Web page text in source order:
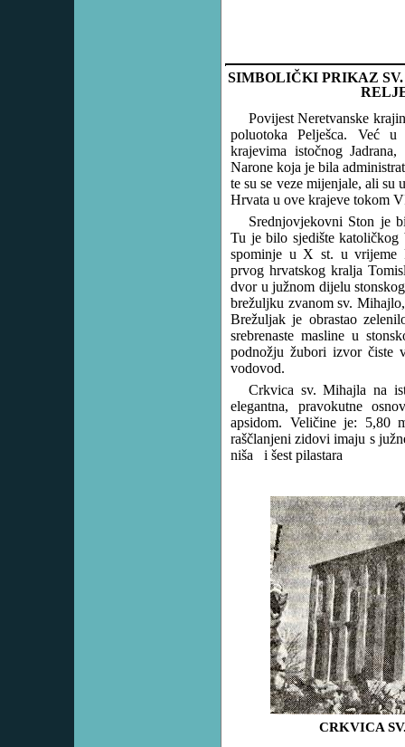
SIMBOLIČKI PRIKAZ
Povijest Neretvanske
poluotoka Pelješca. Već
krajevima istočnog
Narone koja je bila
te su se veze mijenjale, ali su
Hrvata u ove krajeve tokom
Srednjovjekovni Ston je
Tu je bilo sjedište
spominje u X st. u vrijeme
prvog hrvatskog kralja
dvor u južnom dijelu
brežuljku zvanom sv.
Brežuljak je obrastao
srebrenaste masline u
podnožju žubori izvor čiste
vodovod.
Crkvica sv. Mihajla na
elegantna, pravokutne
apsidom. Veličine je:
raščlanjeni zidovi imaju s
niša i šest pilastara
CRKVICA